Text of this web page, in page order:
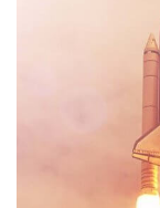
vietnamese